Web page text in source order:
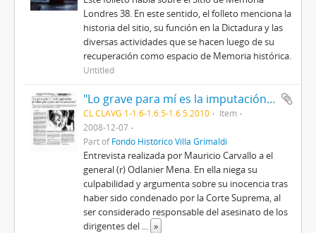
Londres 38. En este sentido, el folleto menciona la
historia del sitio, su función en la Dictadura y las
diversas actividades que se hacen luego de su
recuperación como espacio de Memoria histórica.
Untitled
"Lo grave para mí es la imputación de haber participado en tres asesinatos".
CL CLAVG 1-1.6-1.6.5-1.6.5.2010
Item
2008-12-07
Part ofFondo Histórico Villa Grimaldi
Entrevista realizada por Mauricio Carvallo a el
general (r) Odlanier Mena. En ella niega su
culpabilidad y argumenta sobre su inocencia tras
haber sido condenado por la Corte Suprema, al
ser considerado responsable del asesinato de los
dirigentes del ... »